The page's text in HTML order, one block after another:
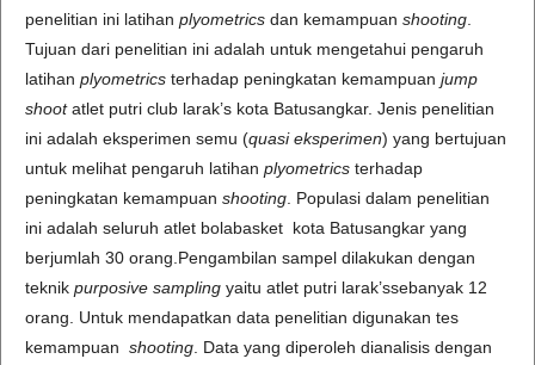
penelitian ini latihan plyometrics dan kemampuan shooting
Tujuan dari penelitian ini adalah untuk mengetahui pengaruh
latihan plyometrics terhadap peningkatan kemampuan jump
shootatlet putri club larak’s kota Batusangkar. Jenis penelitian
ini adalah eksperimen semu (quasieksperimen) yang bertujuan
untuk melihat pengaruh latihan plyometrics terhadap
peningkatan kemampuan shooting . Populasi dalam penelitian
ini adalah seluruh atlet bolabasket kota Batusangkar yang
berjumlah 30 orang.Pengambilan sampel dilakukan dengan
teknik purposive sampling yaitu atlet putri larak’ssebanyak 12
orang. Untuk mendapatkan data penelitian digunakan tes
kemampuan shooting . Data yang diperoleh dianalisis dengan